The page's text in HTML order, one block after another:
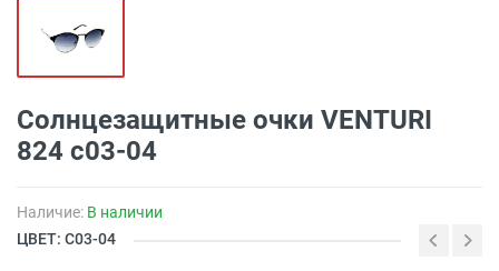
Солнцезащитные очки VENTURI
824 с03-04
Наличие: В наличии
ЦВЕТ: С03-04